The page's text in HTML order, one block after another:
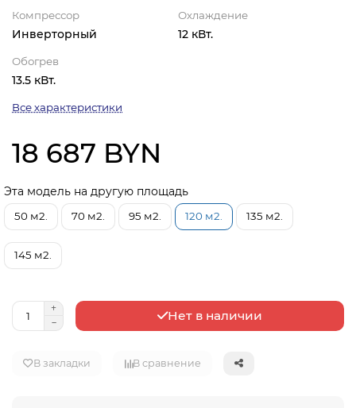
Компрессор
Инверторный
Охлаждение
12 кВт.
Обогрев
13.5 кВт.
Все характеристики
18 687 BYN
Эта модель на другую площадь
50 м2. 70 м2. 95 м2. 120 м2. 135 м2.
145 м2.
Нет в наличии
В закладки В сравнение